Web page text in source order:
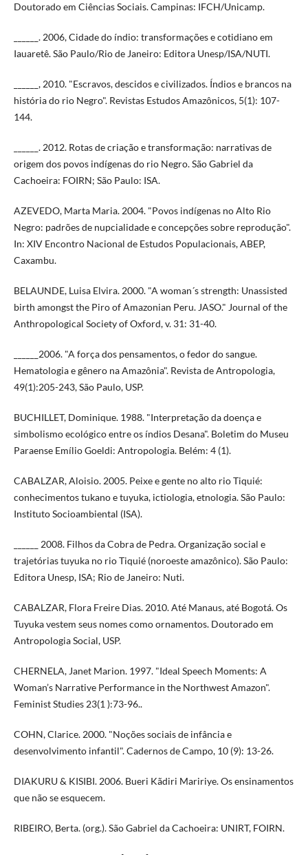
Doutorado em Ciências Sociais. Campinas: IFCH/Unicamp.
______. 2006, Cidade do índio: transformações e cotidiano em
Iauaretê. São Paulo/Rio de Janeiro: Editora Unesp/ISA/NUTI.
______, 2010. "Escravos, descidos e civilizados. Índios e brancos na
história do rio Negro". Revistas Estudos Amazônicos, 5(1): 107-
144.
______. 2012. Rotas de criação e transformação: narrativas de
origem dos povos indígenas do rio Negro. São Gabriel da
Cachoeira: FOIRN; São Paulo: ISA.
AZEVEDO, Marta Maria. 2004. "Povos indígenas no Alto Rio
Negro: padrões de nupcialidade e concepções sobre reprodução".
In: XIV Encontro Nacional de Estudos Populacionais, ABEP,
Caxambu.
BELAUNDE, Luisa Elvira. 2000. "A woman´s strength: Unassisted
birth amongst the Piro of Amazonian Peru. JASO." Journal of the
Anthropological Society of Oxford, v. 31: 31-40.
______2006. "A força dos pensamentos, o fedor do sangue.
Hematologia e gênero na Amazônia". Revista de Antropologia,
49(1):205-243, São Paulo, USP.
BUCHILLET, Dominique. 1988. "Interpretação da doença e
simbolismo ecológico entre os índios Desana". Boletim do Museu
Paraense Emílio Goeldi: Antropologia. Belém: 4 (1).
CABALZAR, Aloisio. 2005. Peixe e gente no alto rio Tiquié:
conhecimentos tukano e tuyuka, ictiologia, etnologia. São Paulo:
Instituto Socioambiental (ISA).
______ 2008. Filhos da Cobra de Pedra. Organização social e
trajetórias tuyuka no rio Tiquié (noroeste amazônico). São Paulo:
Editora Unesp, ISA; Rio de Janeiro: Nuti.
CABALZAR, Flora Freire Dias. 2010. Até Manaus, até Bogotá. Os
Tuyuka vestem seus nomes como ornamentos. Doutorado em
Antropologia Social, USP.
CHERNELA, Janet Marion. 1997. "Ideal Speech Moments: A
Woman’s Narrative Performance in the Northwest Amazon".
Feminist Studies 23(1 ):73-96..
COHN, Clarice. 2000. "Noções sociais de infância e
desenvolvimento infantil". Cadernos de Campo, 10 (9): 13-26.
DIAKURU & KISIBI. 2006. Bueri Kãdiri Maririye. Os ensinamentos
que não se esquecem.
RIBEIRO, Berta. (org.). São Gabriel da Cachoeira: UNIRT, FOIRN.